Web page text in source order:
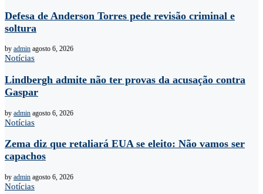
Defesa de Anderson Torres pede revisão criminal e
soltura
by admin agosto 6, 2026
Notícias
Lindbergh admite não ter provas da acusação contra
Gaspar
by admin agosto 6, 2026
Notícias
Zema diz que retaliará EUA se eleito: Não vamos ser
capachos
by admin agosto 6, 2026
Notícias